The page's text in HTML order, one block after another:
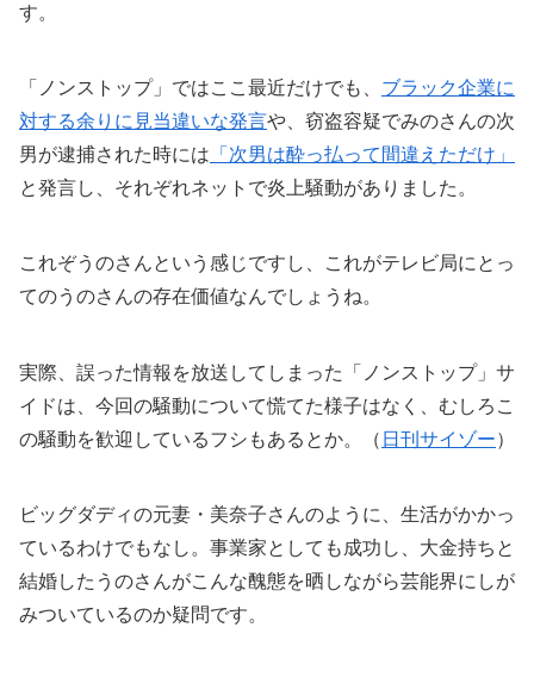
す。
「ノンストップ」ではここ最近だけでも、 ブラック企業に
対する余りに見当違いな発言や、窃盗容疑でみのさんの次
男が逮捕された時には 「次男は酔っ払って間違えただけ」
と発言し、それぞれネットで炎上騒動がありました。
これぞうのさんという感じですし、これがテレビ局にとっ
てのうのさんの存在価値なんでしょうね。
実際、誤った情報を放送してしまった「ノンストップ」サ
イドは、今回の騒動について慌てた様子はなく、むしろこ
の騒動を歓迎しているフシもあるとか。（ 日刊サイゾー）
ビッグダディの元妻・美奈子さんのように、生活がかかっ
ているわけでもなし。事業家としても成功し、大金持ちと
結婚したうのさんがこんな醜態を晒しながら芸能界にしが
みついているのか疑問です。